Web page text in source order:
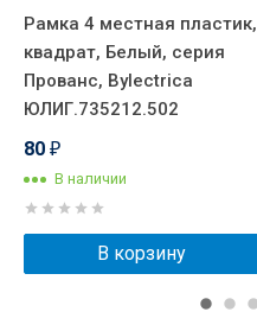
Рамка 4 местная пластик,
квадрат, Белый, серия
Прованс, Bylectrica
ЮЛИГ.735212.502
80 ₽
В наличии
В корзину